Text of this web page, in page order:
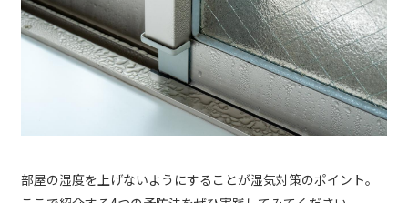
部屋の湿度を上げないようにすることが湿気対策のポイント。